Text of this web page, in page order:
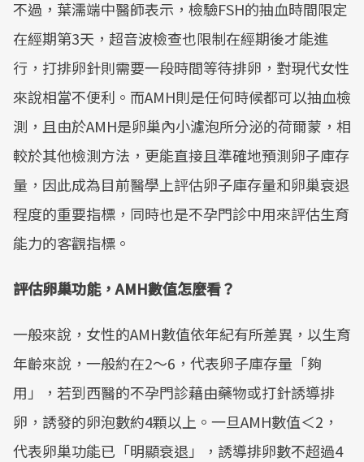
Mute
不過，葉濡端中醫師表示，檢驗FSH的抽血時間限定
在經期第3天，超音波檢查也限制在經期後才能進
行，打排卵針則需要一段時間等待排卵，對現代女性
來說相當不便利。而AMH則是任何時候都可以抽血檢
測，且由於AMH是卵巢內小濾泡所分泌的荷爾蒙，相
較於其他檢測方法，更能直接且準確地預測卵子庫存
量，因此成為目前醫學上評估卵子庫存量和卵巢衰退
程度的重要指標，同時也是不孕門診中用來評估生育
能力的客觀指標。
評估卵巢功能，AMH數值怎麼看？
一般來說，女性的AMH數值依年紀有所差異，以生育
年齡來說，一般約在2～6，代表卵子庫存量「夠
用」，若到西醫的不孕門診藉由藥物或打針誘導排
卵，誘發的卵泡數約4顆以上。一旦AMH數值＜2，
代表卵巢功能已「明顯衰退」，誘導排卵數不超過4